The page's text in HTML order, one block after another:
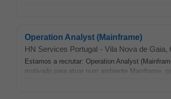
Operation Analyst (Mainframe)
HN Services Portugal - Vila Nova de Gaia,
Estamos a recrutar: Operation Analyst
motivado para atuar num ambiente Mainframe,